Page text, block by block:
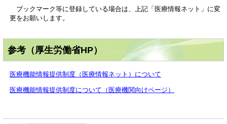
ブックマーク等に登録している場合は、上記「医療情報ネット」に変
更をお願いします。
参考（厚生労働省HP）
医療機能情報提供制度（医療情報ネット）について
医療機能情報提供制度について（医療機関向けページ）